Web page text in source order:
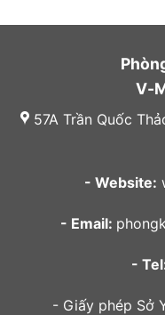
V-
57A Trần Quốc
- Website:
- Email:
-
- Giấy phép Sở